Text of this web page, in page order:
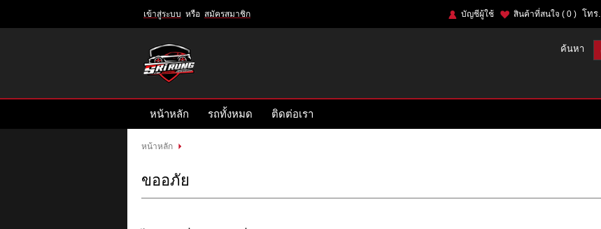
สมัคร
เข้าสู่ระบบ หรือ สมัครสมาชิก โทร.
สินค้าที่สนใจ ( 0 )
บัญชีผู้ใช้
ค้นหา
หน้าหลัก รถทั้งหมด ติดต่อเรา
หน้าหลัก
ขออภัย